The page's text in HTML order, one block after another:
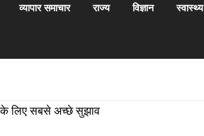
व्यापार समाचार राज्य विज्ञान स्वास्थ्य